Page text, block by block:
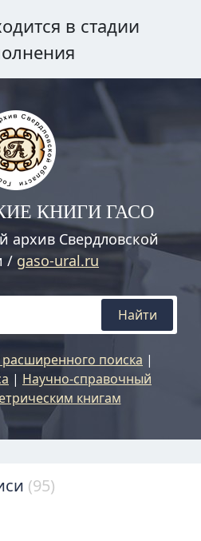
в стадии
КНИГИ ГАСО
архив Свердловской
/ gaso-ural.ru
Найти
поиска |
| Научно-справочный
книгам
(95)